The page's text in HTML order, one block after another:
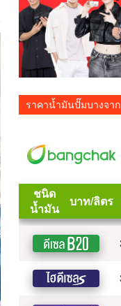
ราคาน้ำมันปั๊มบางจาก